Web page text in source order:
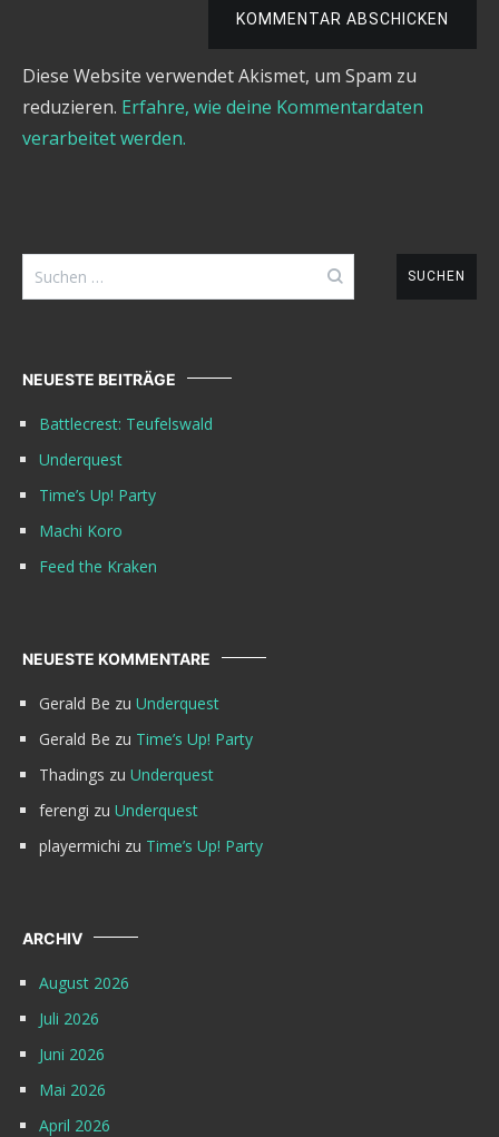
KOMMENTAR ABSCHICKEN
Diese Website verwendet Akismet, um Spam zu
reduzieren. Erfahre, wie deine Kommentardaten
verarbeitet werden.
Suchen
nach:
NEUESTE BEITRÄGE
Battlecrest: Teufelswald
Underquest
Time’s Up! Party
Machi Koro
Feed the Kraken
NEUESTE KOMMENTARE
Gerald Be zu Underquest
Gerald Be zu Time’s Up! Party
Thadings zu Underquest
ferengi zu Underquest
playermichi zu Time’s Up! Party
ARCHIV
August 2026
Juli 2026
Juni 2026
Mai 2026
April 2026